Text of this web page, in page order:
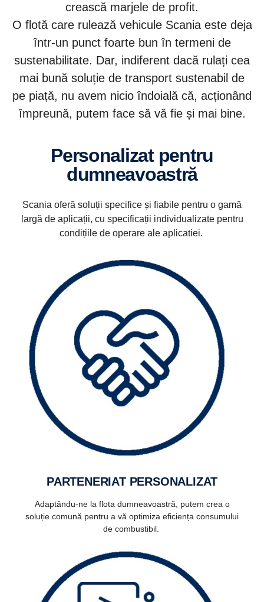
crească marjele de profit.
O flotă care rulează vehicule Scania este deja
într-un punct foarte bun în termeni de
sustenabilitate. Dar, indiferent dacă rulați cea
mai bună soluție de transport sustenabil de
pe piață, nu avem nicio îndoială că, acționând
împreună, putem face să vă fie și mai bine.
Personalizat pentru
dumneavoastră
Scania oferă soluții specifice și fiabile pentru o gamă
largă de aplicații, cu specificații individualizate pentru
condițiile de operare ale aplicatiei.
PARTENERIAT PERSONALIZAT
Adaptându-ne la flota dumneavoastră, putem crea o
soluție comună pentru a vă optimiza eficiența consumului
de combustibil.